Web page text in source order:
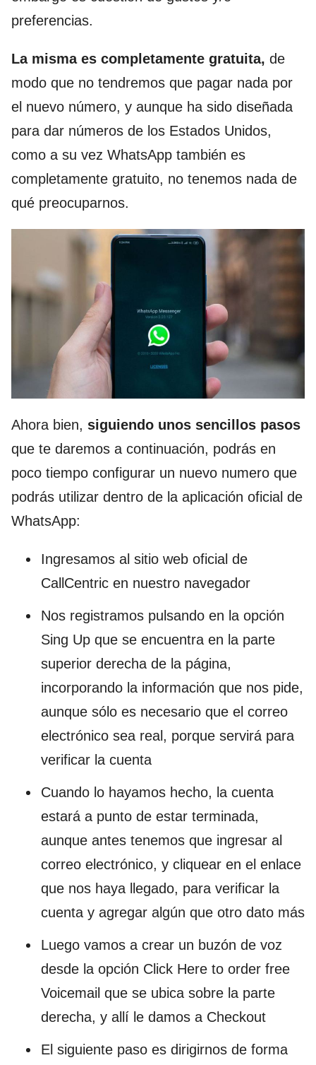
preferencias.
La misma es completamente gratuita, de
modo que no tendremos que pagar nada por
el nuevo número, y aunque ha sido diseñada
para dar números de los Estados Unidos,
como a su vez WhatsApp también es
completamente gratuito, no tenemos nada de
qué preocuparnos.
Ahora bien, siguiendo unos sencillos pasos
que te daremos a continuación, podrás en
poco tiempo configurar un nuevo numero que
podrás utilizar dentro de la aplicación oficial de
WhatsApp:
Ingresamos al sitio web oficial de
CallCentric en nuestro navegador
Nos registramos pulsando en la opción
Sing Up que se encuentra en la parte
superior derecha de la página,
incorporando la información que nos pide,
aunque sólo es necesario que el correo
electrónico sea real, porque servirá para
verificar la cuenta
Cuando lo hayamos hecho, la cuenta
estará a punto de estar terminada,
aunque antes tenemos que ingresar al
correo electrónico, y cliquear en el enlace
que nos haya llegado, para verificar la
cuenta y agregar algún que otro dato más
Luego vamos a crear un buzón de voz
desde la opción Click Here to order free
Voicemail que se ubica sobre la parte
derecha, y allí le damos a Checkout
El siguiente paso es dirigirnos de forma